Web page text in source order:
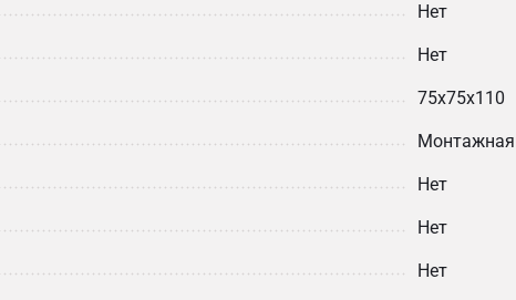
Нет
Нет
75х75х110
Монтажная
Нет
Нет
Нет